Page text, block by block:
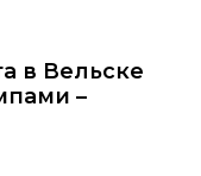
в Вельске
–